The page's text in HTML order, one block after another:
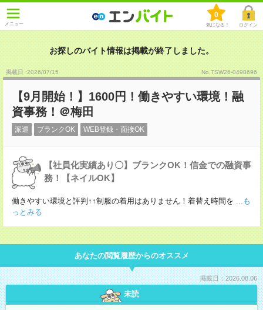
メニュー
0
気になる！ ログイン
お探しのバイト情報は掲載が終了しました。
掲載日 :2026/07/15 No.TSW26-0498696
【9月開始！】1600円！働きやすい環境！融
資事務！＠梅田
派遣 ブランクOK WEB登録・面接OK
【社員化実績あり〇】ブランクOK！信金での融資事
務！【ネイルOK】
働きやすい環境と評判↑↑制服の着用はありません！着替え時間を ...も
っとみる
あなたの閲覧履歴からのオススメ
掲載日：2026.08.06
未読